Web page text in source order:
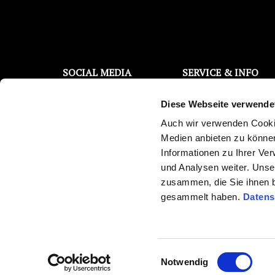
Diese Webseite
Auch wir verwenden
Medien anbieten zu
Informationen zu Ihrer
und Analysen weiter.
zusammen, die Sie ihnen
gesammelt haben.
Einwilligungsauswahl
Notwendig
SOCIAL MEDIA SERVICE & INFO
Kontaktanfrage
Kostenloser Wassertest
Trinkwasser Broschüre
Reklamations-/
Newsletter abonnieren
Medienberichte
Ersparnisrechner
Copyright ©Bela Aqua GmbH. All Rights Reserved.